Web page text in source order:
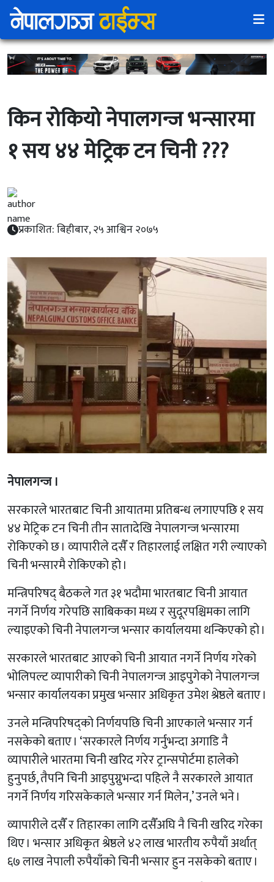
किन रोकियो नेपालगन्ज भन्सारमा
१ सय ४४ मेट्रिक टन चिनी ???
प्रकाशित: बिहीबार, २५ आश्विन २०७५
नेपालगन्ज ।
सरकारले भारतबाट चिनी आयातमा प्रतिबन्ध लगाएपछि १ सय
४४ मेट्रिक टन चिनी तीन सातादेखि नेपालगन्ज भन्सारमा
रोकिएको छ । व्यापारीले दसैँ र तिहारलाई लक्षित गरी ल्याएको
चिनी भन्सारमै रोकिएको हो ।
मन्त्रिपरिषद् बैठकले गत ३१ भदौमा भारतबाट चिनी आयात
नगर्ने निर्णय गरेपछि साबिकका मध्य र सुदूरपश्चिमका लागि
ल्याइएको चिनी नेपालगन्ज भन्सार कार्यालयमा थन्किएको हो ।
सरकारले भारतबाट आएको चिनी आयात नगर्ने निर्णय गरेको
भोलिपल्ट व्यापारीको चिनी नेपालगन्ज आइपुगेको नेपालगन्ज
भन्सार कार्यालयका प्रमुख भन्सार अधिकृत उमेश श्रेष्ठले बताए ।
उनले मन्त्रिपरिषद्को निर्णयपछि चिनी आएकाले भन्सार गर्न
नसकेको बताए । ‘सरकारले निर्णय गर्नुभन्दा अगाडि नै
व्यापारीले भारतमा चिनी खरिद गरेर ट्रान्सपोर्टमा हालेको
हुनुपर्छ, तैपनि चिनी आइपुग्नुभन्दा पहिले नै सरकारले आयात
नगर्ने निर्णय गरिसकेकाले भन्सार गर्न मिलेन,’ उनले भने ।
व्यापारीले दसैँ र तिहारका लागि दसैँअघि नै चिनी खरिद गरेका
थिए । भन्सार अधिकृत श्रेष्ठले ४२ लाख भारतीय रुपैयाँ अर्थात्
६७ लाख नेपाली रुपैयाँको चिनी भन्सार हुन नसकेको बताए ।